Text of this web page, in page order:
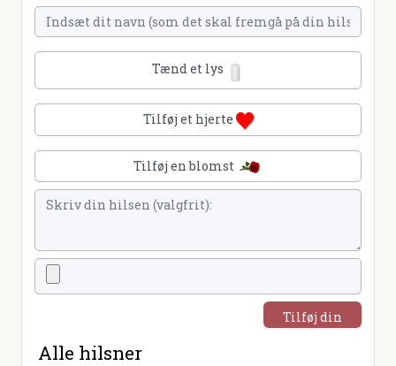
Tænd et lys
Tilføj et hjerte
Tilføj en blomst
Tilføj din
Alle hilsner